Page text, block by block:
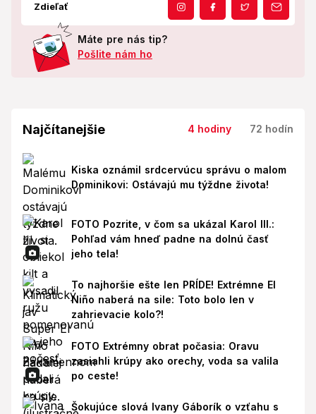
Zdieľať
Máte pre nás tip?
Pošlite nám ho
Najčítanejšie 4 hodiny 72 hodín
Kiska oznámil srdcervúcu správu o malom
Dominikovi: Ostávajú mu týždne života!
FOTO Pozrite, v čom sa ukázal Karol III.:
Pohľad vám hneď padne na dolnú časť
jeho tela!
To najhoršie ešte len PRÍDE! Extrémne El
Niño naberá na sile: Toto bolo len v
zahrievacie kolo?!
FOTO Extrémny obrat počasia: Oravu
zasiahli krúpy ako orechy, voda sa valila
po ceste!
Šokujúce slová Ivany Gáborík o vzťahu s